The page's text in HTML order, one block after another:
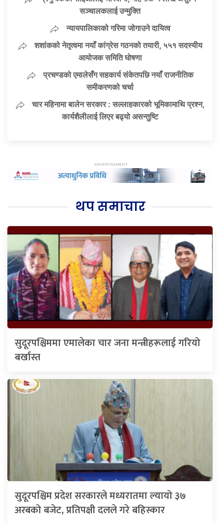
सञ्चालकलाई उन्मुक्ति
न्यायपालिकाको गरिमा जोगाउने दायित्व
शशांकको नेतृत्वमा नयाँ कांग्रेस गठनको तयारी, ५५१ सदस्यीय
आयोजक समिति घोषणा
प्रचण्डको एमालेसँग सहकार्य संकेतपछि नयाँ राजनीतिक
समीकरणको चर्चा
चार महिनामा बालेन सरकार : सल्लाहकारको भूमिकामाथि प्रश्न,
कार्यशैलीलाई लिएर बढ्यो असन्तुष्टि
थप समाचार
सुदूरपश्चिममा एमालेका चार जना मन्त्रीहरूलाई गरियो
बर्खास्त
सुदूरपश्चिम प्रदेश सरकारले मध्यरातमा ल्यायो ३७
अरबको बजेट, प्रतिपक्षी दलले गरे बहिस्कार